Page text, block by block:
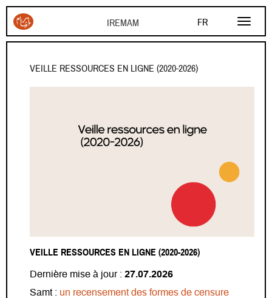
FR
EN
AR
Aller au contenu principal
VEILLE RESSOURCES EN LIGNE (2020-2026)
VEILLE RESSOURCES EN LIGNE (2020-2026)
Dernière mise à jour : 27.07.2026
Samt : un recensement des formes de censure